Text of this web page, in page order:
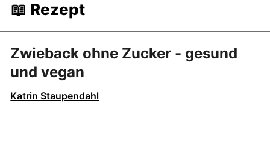
📖 Rezept
Zwieback ohne Zucker - gesund
und vegan
Katrin Staupendahl